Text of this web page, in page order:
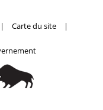
| Carte du site |